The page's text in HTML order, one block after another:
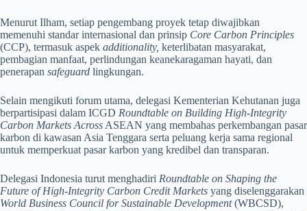
Menurut Ilham, setiap pengembang proyek tetap diwajibkan
memenuhi standar internasional dan prinsip Core Carbon Principles
(CCP), termasuk aspek additionality, keterlibatan masyarakat,
pembagian manfaat, perlindungan keanekaragaman hayati, dan
penerapan safeguard lingkungan.
Selain mengikuti forum utama, delegasi Kementerian Kehutanan juga
berpartisipasi dalam ICGD Roundtable on Building High-Integrity
Carbon Markets Across ASEAN yang membahas perkembangan pasar
karbon di kawasan Asia Tenggara serta peluang kerja sama regional
untuk memperkuat pasar karbon yang kredibel dan transparan.
Delegasi Indonesia turut menghadiri Roundtable on Shaping the
Future of High-Integrity Carbon Credit Markets yang diselenggarakan
World Business Council for Sustainable Development(WBCSD),